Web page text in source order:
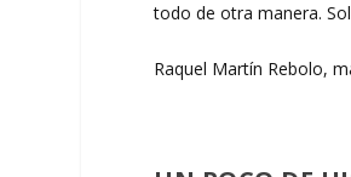
todo de otra manera.
Raquel Martín Rebolo,